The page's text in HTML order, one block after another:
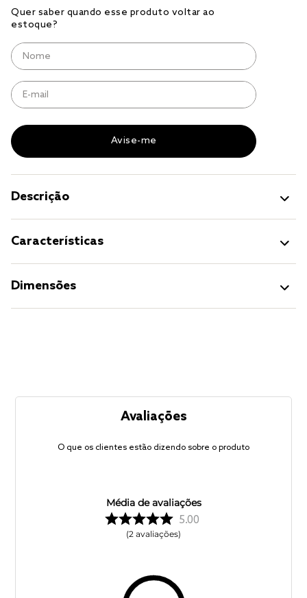
Descrição
Características
Dimensões
Avaliações
O que os clientes estão dizendo sobre o produto
Média de avaliações
5.00
2 avaliações